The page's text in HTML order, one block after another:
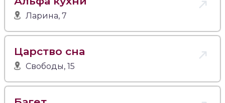
Ларина, 7
Царство сна
Свободы, 15